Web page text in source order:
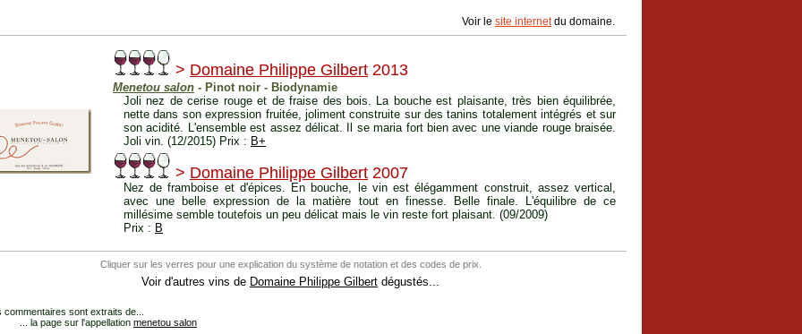
Voir le site internetdu domaine.
> Domaine Philippe Gilbert 2013
Menetou salon - Pinot noir - Biodynamie
Joli nez de cerise rouge et de fraise des bois. La bouche est plaisante, très bien équilibrée,
nette dans son expression fruitée, joliment construite sur des tanins totalement intégrés et sur
son acidité. L'ensemble est assez délicat. Il se maria fort bien avec une viande rouge braisée.
Joli vin. (12/2015) Prix : B+
> Domaine Philippe Gilbert 2007
Nez de framboise et d'épices. En bouche, le vin est élégamment construit, assez vertical,
avec une belle expression de la matière tout en finesse. Belle finale. L'équilibre de ce
millésime semble toutefois un peu délicat mais le vin reste fort plaisant. (09/2009)
Prix : B
Cliquer sur les verres pour une explication du système de notation et des codes de prix.
Voir d'autres vins de Domaine Philippe Gilbert dégustés...
commentaires sont extraits de...
... la page sur l'appellation menetou salon